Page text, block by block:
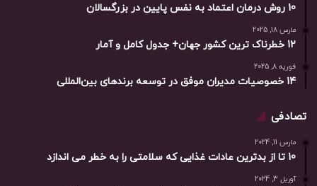
10 روش درمان اعتماد به نفس پایین در بزرگسالان
مارس 18, 2025
12 خطرناک ترین کشور جهان+ جدول کامل و آمار
فوریه 8, 2025
14 خصوصیات مدیران موفق در توسعه برندهای بین‌المللی
تصادفی
مارس 11, 2024
10 تا از بدترین عادات غذایی که سلامتی را به خطر می اندازد
آوریل 3, 2024